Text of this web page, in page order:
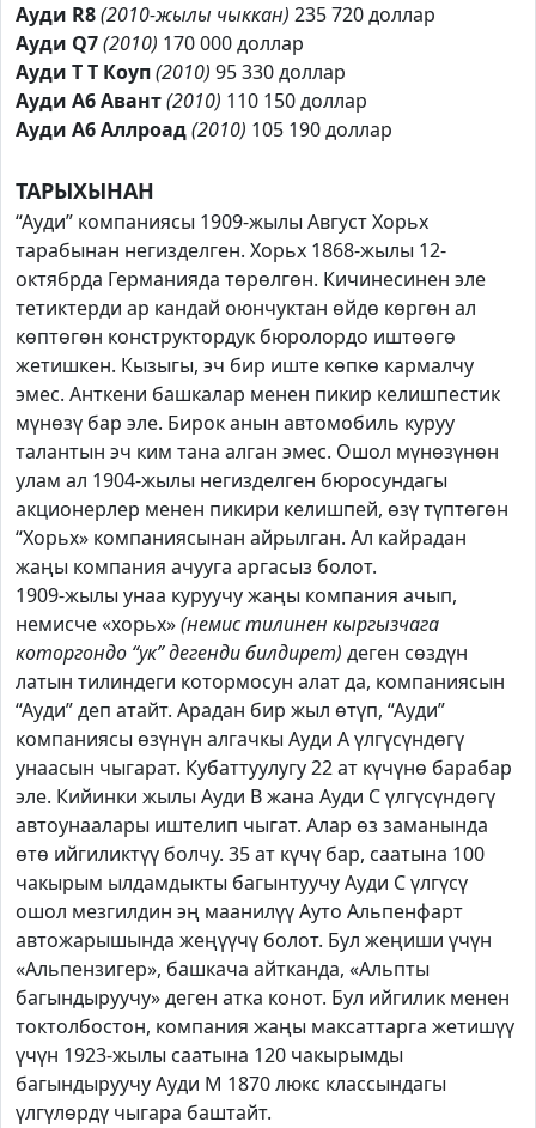
Ауди R8(2010-жылы чыккан) 235 720 доллар
Ауди Q7(2010) 170 000 доллар
Ауди Т Т Коуп(2010) 95 330 доллар
Ауди А6 Авант(2010) 110 150 доллар
Ауди А6 Аллроад(2010) 105 190 доллар
ТАРЫХЫНАН
“Ауди” компаниясы 1909-жылы Август Хорьх
тарабынан негизделген. Хорьх 1868-жылы 12-
октябрда Германияда төрөлгөн. Кичинесинен эле
тетиктерди ар кандай оюнчуктан өйдө көргөн ал
көптөгөн конструктордук бюролордо иштөөгө
жетишкен. Кызыгы, эч бир иште көпкө кармалчу
эмес. Анткени башкалар менен пикир келишпестик
мүнөзү бар эле. Бирок анын автомобиль куруу
талантын эч ким тана алган эмес. Ошол мүнөзүнөн
улам ал 1904-жылы негизделген бюросундагы
акционерлер менен пикири келишпей, өзү түптөгөн
“Хорьх» компаниясынан айрылган. Ал кайрадан
жаңы компания ачууга аргасыз болот.
1909-жылы унаа куруучу жаңы компания ачып,
немисче «хорьх»(немис тилинен кыргызчага
которгондо “ук” дегенди билдирет) деген сөздүн
латын тилиндеги котормосун алат да, компаниясын
“Ауди” деп атайт. Арадан бир жыл өтүп, “Ауди”
компаниясы өзүнүн алгачкы Ауди А үлгүсүндөгү
унаасын чыгарат. Кубаттуулугу 22 ат күчүнө барабар
эле. Кийинки жылы Ауди В жана Ауди С үлгүсүндөгү
автоунаалары иштелип чыгат. Алар өз заманында
өтө ийгиликтүү болчу. 35 ат күчү бар, саатына 100
чакырым ылдамдыкты багынтуучу Ауди С үлгүсү
ошол мезгилдин эң маанилүү Ауто Альпенфарт
автожарышында жеңүүчү болот. Бул жеңиши үчүн
«Альпензигер», башкача айтканда, «Альпты
багындыруучу» деген атка конот. Бул ийгилик менен
токтолбостон, компания жаңы максаттарга жетишүү
үчүн 1923-жылы саатына 120 чакырымды
багындыруучу Ауди М 1870 люкс классындагы
үлгүлөрдү чыгара баштайт.